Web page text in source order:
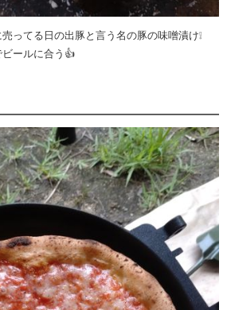
ってる日の出豚と言う名の豚の味噌漬け❕
ールに合う👍